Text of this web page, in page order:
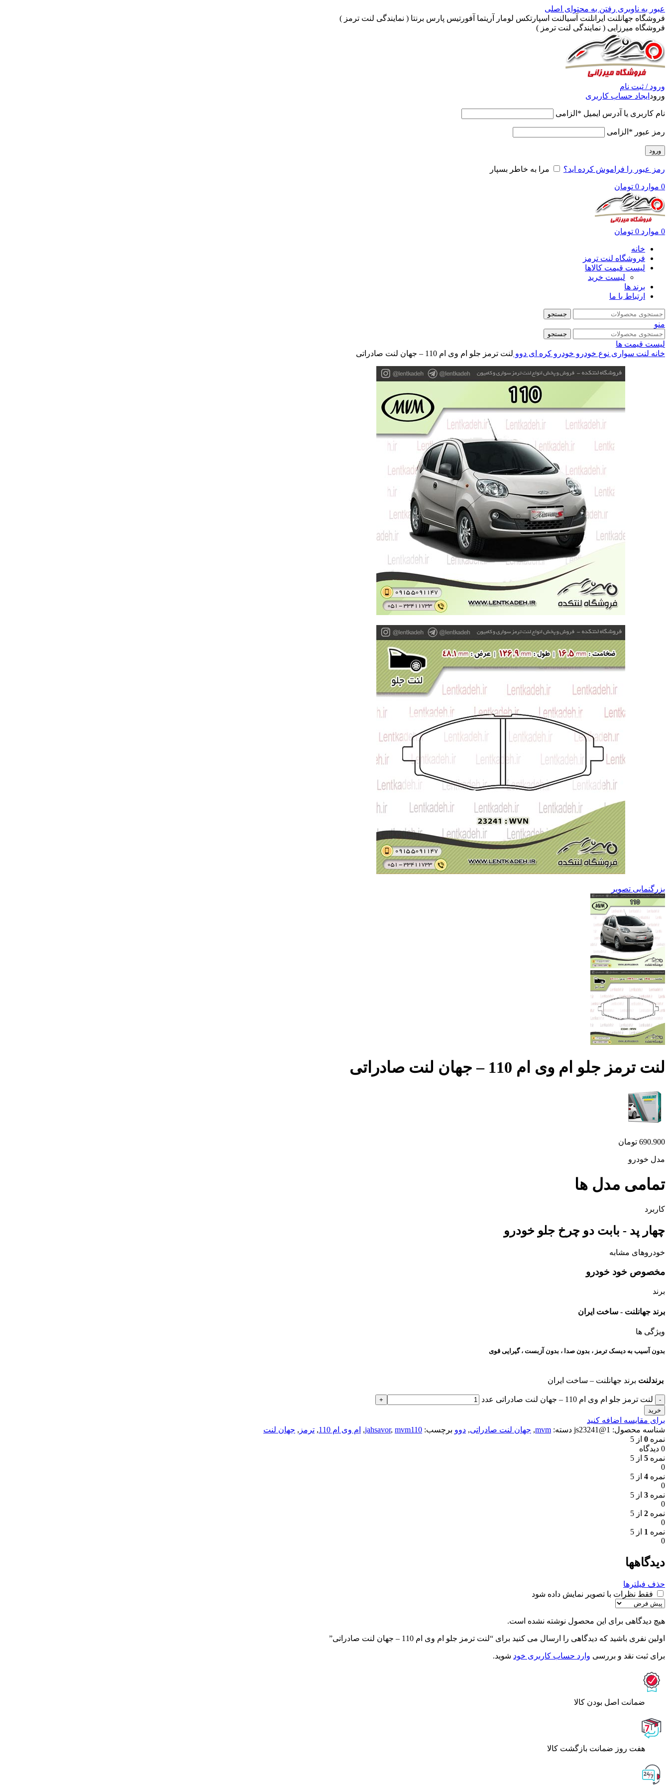
عبور به ناوبری رفتن به محتوای اصلی
فروشگاه جهانلنت ایرانلنت آسیالنت اسپارتکس لومار آریتما آفورتیس پارس برنتا ( نمایندگی لنت ترمز )
فروشگاه میرزایی ( نمایندگی لنت ترمز )
ورود / ثبت نام
ورود ایجاد حساب کاربری
نام کاربری یا آدرس ایمیل * الزامی
رمز عبور * الزامی
ورود
رمز عبور را فراموش کرده اید؟ مرا به خاطر بسپار
0 موارد 0 تومان
0 موارد 0 تومان
خانه
فروشگاه لنت ترمز
لیست قیمت کالاها
لیست خرید
برند ها
ارتباط با ما
جستجو
منو
جستجو
لیست قیمت ها
خانه لنت سواری نوع خودرو خودرو کره ای دوو لنت ترمز جلو ام وی ام 110 – جهان لنت صادراتی
بزرگنمایی تصویر
لنت ترمز جلو ام وی ام 110 – جهان لنت صادراتی
690.900 تومان
مدل خودرو
تمامی مدل ها
کاربرد
چهار پد - بابت دو چرخ جلو خودرو
خودروهای مشابه
مخصوص خود خودرو
برند
برند جهانلنت - ساخت ایران
ویژگی ها
بدون آسیب به دیسک ترمز ، بدون صدا ، بدون آزبست ، گیرایی قوی​
برندلنت برند جهانلنت – ساخت ایران
لنت ترمز جلو ام وی ام 110 – جهان لنت صادراتی عدد
خرید
برای مقایسه اضافه کنید
شناسه محصول: 1@js23241 دسته: mvm
, جهان لنت صادراتی, دوو برچسب: jahsavor, mvm110
, ام وی ام 110 , ترمز , جهان لنت
نمره 0 از 5
0 دیدگاه
نمره 5 از 5
0
نمره 4 از 5
0
نمره 3 از 5
0
نمره 2 از 5
0
نمره 1 از 5
0
دیدگاهها
حذف فیلترها
فقط نظرات با تصویر نمایش داده شود
هیچ دیدگاهی برای این محصول نوشته نشده است.
اولین نفری باشید که دیدگاهی را ارسال می کنید برای “لنت ترمز جلو ام وی ام 110 – جهان لنت صادراتی”
برای ثبت نقد و بررسی وارد حساب کاربری خود شوید.
ﺿﻤﺎﻧﺖ اﺻﻞ ﺑﻮدن ﮐﺎﻟﺎ
هفت روز ضمانت بازگشت کالا